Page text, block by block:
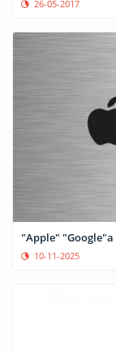
26-05-2017
"Apple"
10-11-2025